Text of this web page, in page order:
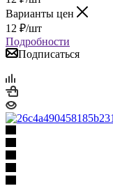
Варианты цен
12 ₽/шт
Подробности
Подписаться